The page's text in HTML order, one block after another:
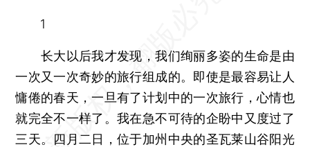
1
长大以后我才发现，我们绚丽多姿的生命是由
一次又一次奇妙的旅行组成的。即使是最容易让人
慵倦的春天，一旦有了计划中的一次旅行，心情也
就完全不一样了。我在急不可待的企盼中又度过了
三天。四月二日，位于加州中央的圣瓦莱山谷阳光